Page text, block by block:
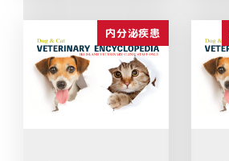
内分泌疾患